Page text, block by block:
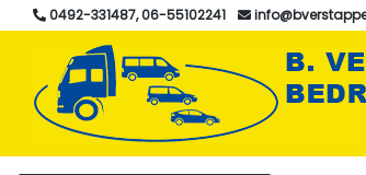
0492-331487, 06-55102241